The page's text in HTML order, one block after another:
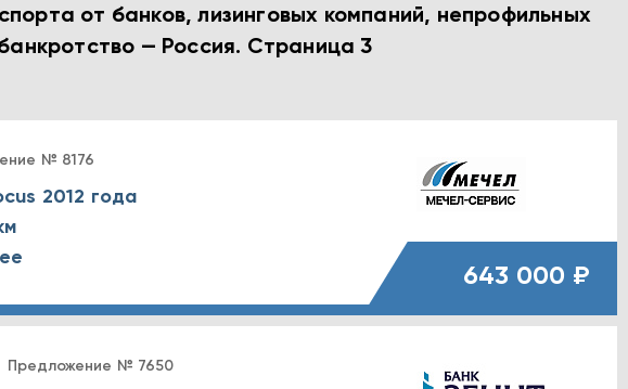
от банков, лизинговых компаний, непрофильных
— Россия. Страница 3
№ 8176
2012 года
643 000 ₽
Предложение № 7650